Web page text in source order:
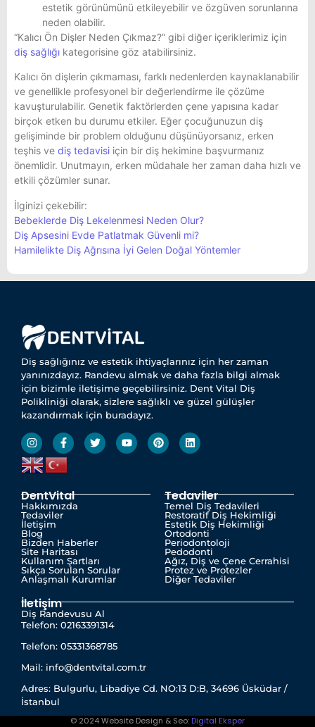
estetik görünümünü etkileyebilir ve özgüven sorunlarına
neden olabilir.
“Kalıcı Ön Dişler Neden Çıkmaz?” gibi diğer içeriklerimiz için
diş sağlığı kategorisine göz atabilirsiniz.
Kalıcı ön dişlerin çıkmaması, farklı nedenlerden kaynaklanabilir
ve genellikle profesyonel bir değerlendirme ile çözüme
kavuşturulabilir. Genetik faktörlerden çene yapısına kadar
birçok etken bu durumu etkiler. Eğer çocuğunuzun diş
gelişiminde bir problem olduğunu düşünüyorsanız, erken
teşhis ve diş tedavisi için bir diş hekimine başvurmanız
önemlidir. Unutmayın, erken müdahale her zaman daha hızlı ve
etkili çözümler sunar.
İlginizi çekebilir:
Bebeklerde Diş Lekelenmesi Neden Olur?
Diş Apsesini Evde Patlatmak Güvenli mi?
Hamilelikte Diş Ağrısına İyi Gelen Doğal Yöntemler
Diş sağlığınız ve estetik ihtiyaçlarınız için her zaman
yanınızdayız. Randevu almak ve daha fazla bilgi almak
için bizimle iletişime geçebilirsiniz. Dent Vital Diş
Polikliniği olarak, sizlere sağlıklı ve güzel gülüşler
kazandırmak için buradayız.
DentVital
Hakkımızda
Tedaviler
İletişim
Blog
Bizden Haberler
Site Haritası
Kullanım Şartları
Sıkça Sorulan Sorular
Anlaşmalı Kurumlar
Tedaviler
Temel Diş Tedavileri
Restoratif Diş Hekimliği
Estetik Diş Hekimliği
Ortodonti
Periodontoloji
Pedodonti
Ağız, Diş ve Çene Cerrahisi
Protez ve Protezler
Diğer Tedaviler
İletişim
Diş Randevusu Al
Telefon: 02163391314
Telefon: 05331368785
Mail: info@dentvital.com.tr
Adres: Bulgurlu, Libadiye Cd. NO:13 D:B, 34696 Üsküdar /
İstanbul
© 2024 Website Design & Seo: Digital Eksper